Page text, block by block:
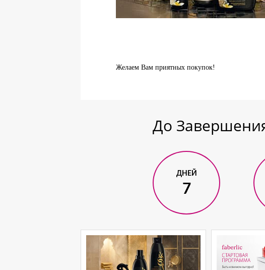
Желаем Вам приятных покупок!
До
ДНЕЙ
7